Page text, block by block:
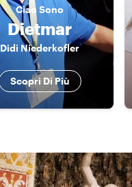
CiaoSono
Dietmar
Didi Niederkofler
Scopri Di Più